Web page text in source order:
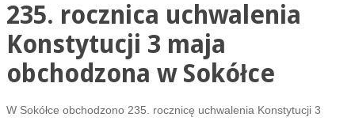
235. rocznica uchwalenia
Konstytucji 3 maja
obchodzona w Sokółce
W Sokółce obchodzono 235. rocznicę uchwalenia Konstytucji 3